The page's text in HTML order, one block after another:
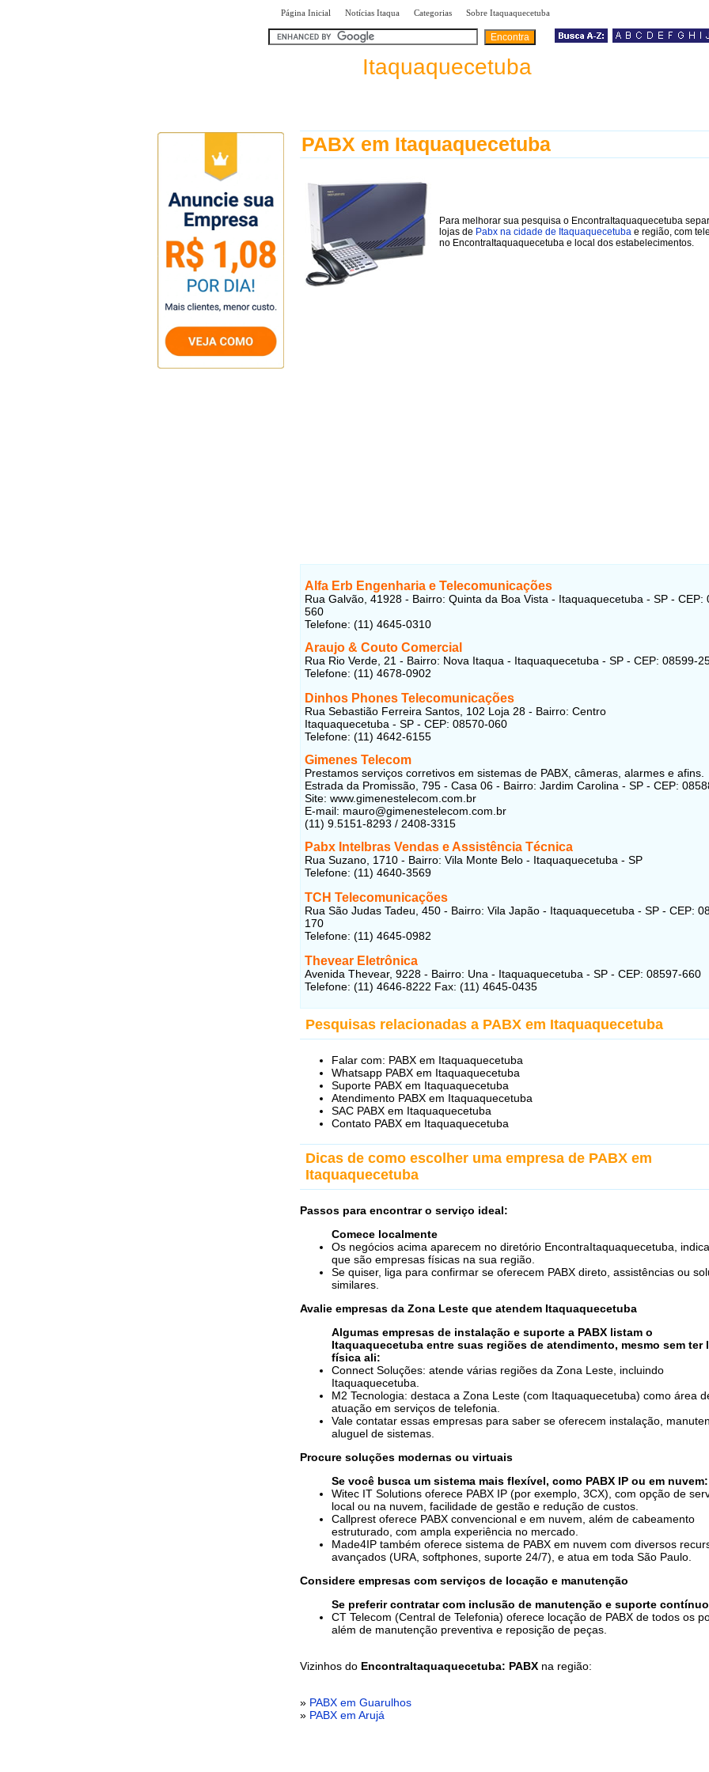
Página Inicial Notícias Itaqua Categorias Sobre Itaquaquecetuba
Itaquaquecetuba
PABX em Itaquaquecetuba
Para melhorar sua pesquisa o EncontraItaquaquecetuba
lojas de Pabx na cidade de Itaquaquecetuba e região, com
no EncontraItaquaquecetuba e local dos estabelecimentos.
Alfa Erb Engenharia e Telecomunicações
Rua Galvão, 41928 - Bairro: Quinta da Boa Vista - Itaquaquecetuba - SP - CEP:
560
Telefone: (11) 4645-0310
Araujo & Couto Comercial
Rua Rio Verde, 21 - Bairro: Nova Itaqua - Itaquaquecetuba - SP - CEP: 08599-
Telefone: (11) 4678-0902
Dinhos Phones Telecomunicações
Rua Sebastião Ferreira Santos, 102 Loja 28 - Bairro: Centro
Itaquaquecetuba - SP - CEP: 08570-060
Telefone: (11) 4642-6155
Gimenes Telecom
Prestamos serviços corretivos em sistemas de PABX, câmeras, alarmes e afins.
Estrada da Promissão, 795 - Casa 06 - Bairro: Jardim Carolina - SP - CEP:
Site: www.gimenestelecom.com.br
E-mail: mauro@gimenestelecom.com.br
(11) 9.5151-8293 / 2408-3315
Pabx Intelbras Vendas e Assistência Técnica
Rua Suzano, 1710 - Bairro: Vila Monte Belo - Itaquaquecetuba - SP
Telefone: (11) 4640-3569
TCH Telecomunicações
Rua São Judas Tadeu, 450 - Bairro: Vila Japão - Itaquaquecetuba - SP - CEP:
170
Telefone: (11) 4645-0982
Thevear Eletrônica
Avenida Thevear, 9228 - Bairro: Una - Itaquaquecetuba - SP - CEP: 08597-660
Telefone: (11) 4646-8222 Fax: (11) 4645-0435
Pesquisas relacionadas a PABX em Itaquaquecetuba
Falar com: PABX em Itaquaquecetuba
Whatsapp PABX em Itaquaquecetuba
Suporte PABX em Itaquaquecetuba
Atendimento PABX em Itaquaquecetuba
SAC PABX em Itaquaquecetuba
Contato PABX em Itaquaquecetuba
Dicas de como escolher uma empresa de PABX em
Itaquaquecetuba
Passos para encontrar o serviço ideal:
Comece localmente
Os negócios acima aparecem no diretório EncontraItaquaquecetuba,
que são empresas físicas na sua região.
Se quiser, liga para confirmar se oferecem PABX direto, assistências ou
similares.
Avalie empresas da Zona Leste que atendem Itaquaquecetuba
Algumas empresas de instalação e suporte a PABX listam o
Itaquaquecetuba entre suas regiões de atendimento, mesmo sem ter
física ali:
Connect Soluções: atende várias regiões da Zona Leste, incluindo
Itaquaquecetuba.
M2 Tecnologia: destaca a Zona Leste (com Itaquaquecetuba) como área
atuação em serviços de telefonia.
Vale contatar essas empresas para saber se oferecem instalação,
aluguel de sistemas.
Procure soluções modernas ou virtuais
Se você busca um sistema mais flexível, como PABX IP ou em nuvem:
Witec IT Solutions oferece PABX IP (por exemplo, 3CX), com opção de
local ou na nuvem, facilidade de gestão e redução de custos.
Callprest oferece PABX convencional e em nuvem, além de cabeamento
estruturado, com ampla experiência no mercado.
Made4IP também oferece sistema de PABX em nuvem com diversos
avançados (URA, softphones, suporte 24/7), e atua em toda São Paulo.
Considere empresas com serviços de locação e manutenção
Se preferir contratar com inclusão de manutenção e suporte
CT Telecom (Central de Telefonia) oferece locação de PABX de todos os
além de manutenção preventiva e reposição de peças.
Vizinhos do EncontraItaquaquecetuba: PABX na região:
» PABX em Guarulhos
» PABX em Arujá